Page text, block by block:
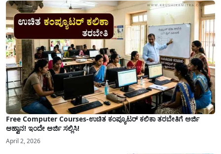
ಮತ್ತು ಕಲ್ಯಾಣ ಕರ್ನಾಟಕದ ಒಟ್ಟು 9 ಜಿಲ್ಲೆಗಳಲ್ಲಿ ಏಪ್ರಿಲ್...
Free Computer Courses-ಉಚಿತ ಕಂಪ್ಯೂಟರ್ ಕಲಿಕಾ ತರಬೇತಿಗೆ ಅರ್ಜಿ
ಆಹ್ವಾನ! ಇಂದೇ ಅರ್ಜಿ ಸಲ್ಲಿಸಿ!
April 2, 2026